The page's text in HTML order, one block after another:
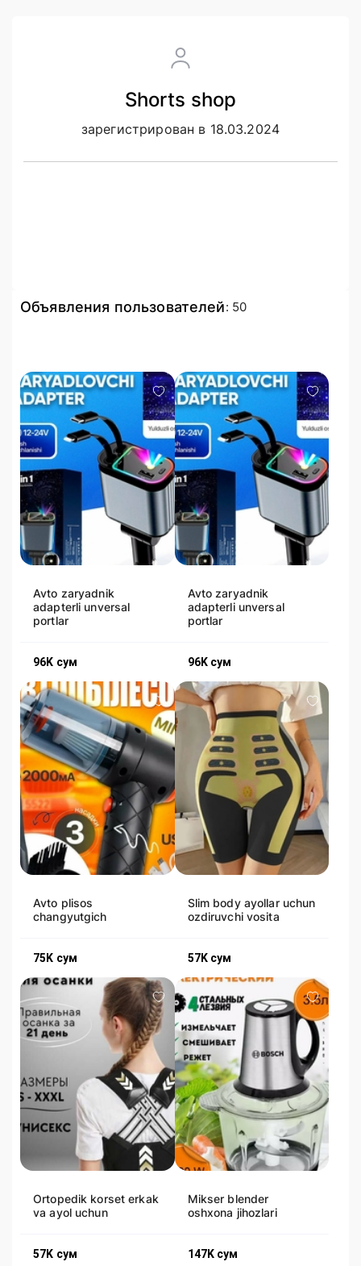
Shorts shop
зарегистрирован в 18.03.2024
Объявления пользователей: 50
Avto zaryadnik
adapterli unversal
portlar
96K сум
Avto zaryadnik
adapterli unversal
portlar
96K сум
Avto plisos
changyutgich
75K сум
Slim body ayollar uchun
ozdiruvchi vosita
57K сум
Ortopedik korset erkak
va ayol uchun
57K сум
Mikser blender
oshxona jihozlari
147K сум